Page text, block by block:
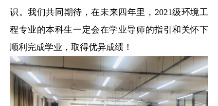
识。我们共同期待，在未来四年里， 2021级环境工
程专业的本科生一定会在学业导师的指引和关怀下
顺利完成学业 ，取得优异成绩！